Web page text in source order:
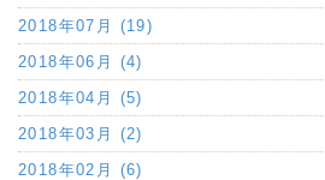
2018年07月 (19)
2018年06月 (4)
2018年04月 (5)
2018年03月 (2)
2018年02月 (6)